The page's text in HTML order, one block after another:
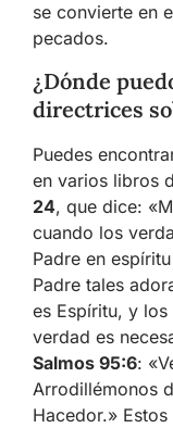
se convierte en
pecados.
¿Dónde
directrices
Puedes
en varios libros
24, que dice:
cuando los
Padre en
Padre tales
es Espíritu, y
verdad es
Salmos 95:6:
Arrodillémonos
Hacedor.»